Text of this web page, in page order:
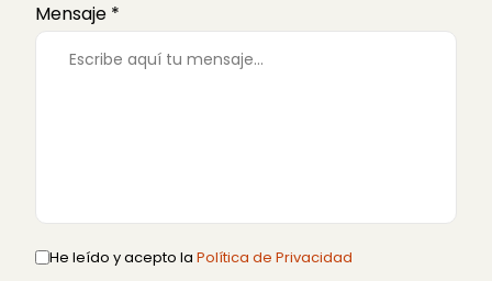
Mensaje *
He leído y acepto laPolítica de Privacidad